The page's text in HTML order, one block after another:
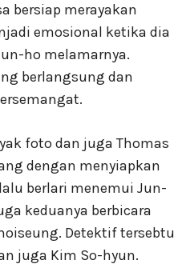
bersiap merayakan
emosional ketika dia
ho melamarnya.
berlangsung dan
foto dan juga Thomas
dengan menyiapkan
berlari menemui Jun-
keduanya berbicara
Detektif tersebtu
juga Kim So-hyun.